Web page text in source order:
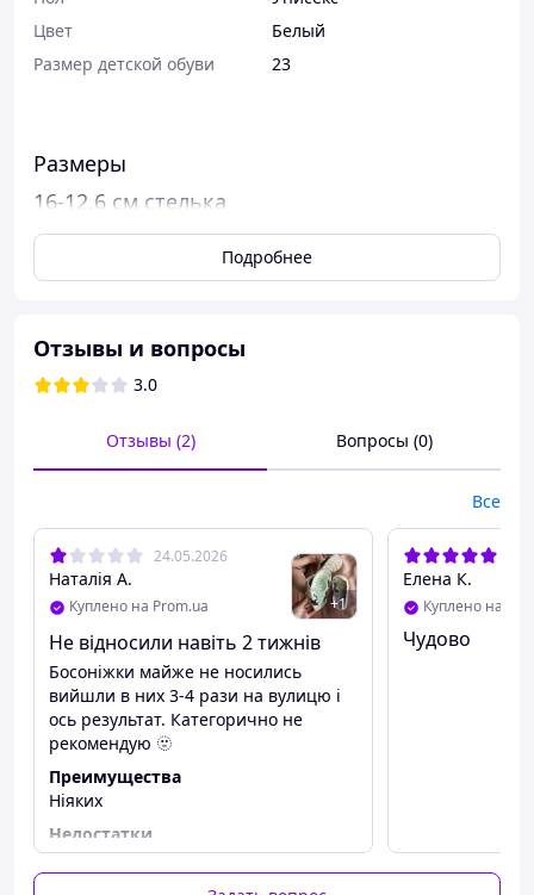
Цвет
Белый
Размер детской обуви
23
Размеры
16-12,6 см стелька
17-13 см стелька
18-13,4 см стелька
20-14,2 см стелька
21-14,5 см стелька
22-14,8 см стелька
23-15,1 см стелька
25-16 см стелька
Возможна погрешность 1-2 мм
Подробнее
Отзывы и вопросы
3.0
Отзывы (2) Вопросы (0)
Все
24.05.2026
Наталія А.
Куплено на Prom.ua +1
Не відносили навіть 2 тижнів
Босоніжки майже не носились
вийшли в них 3-4 рази на вулицю і
ось результат. Категорично не
рекомендую 🫥
Преимущества
Ніяких
Недостатки
Не відходили навіть 2 тижні
Елена К.
Куплено на
Чудово